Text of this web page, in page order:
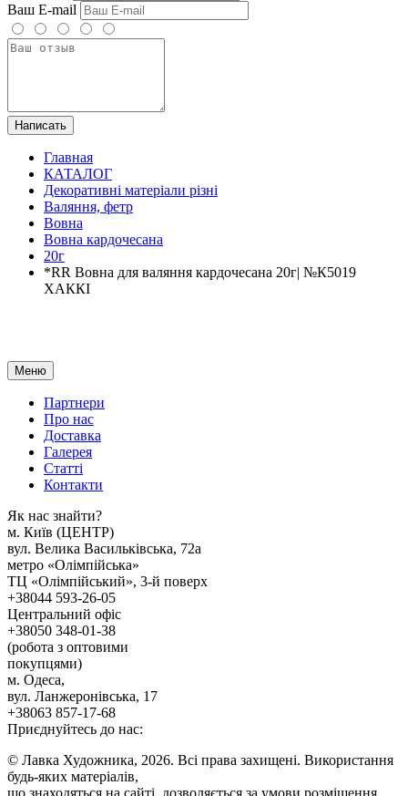
Ваш E-mail
Написать
Главная
КАТАЛОГ
Декоративні матеріали різні
Валяння, фетр
Вовна
Вовна кардочесана
20г
*RR Вовна для валяння кардочесана 20г| №К5019
ХАККІ
Меню
Партнери
Про нас
Доставка
Галерея
Статтi
Контакти
Як наc знайти?
м. Киïв (ЦЕНТР)
вул. Велика Васильківська, 72а
метро «Олімпійська»
ТЦ «Олімпійський», 3-й поверх
+38044 593-26-05
Центральний офіс
+38050 348-01-38
(робота з оптовими
покупцями)
м. Одеса,
вул. Ланжеронівська, 17
+38063 857-17-68
Приєднуйтесь до нас:
© Лавка Художника, 2026. Всі права захищені. Використання
будь-яких матеріалів,
що знаходяться на сайті, дозволяється за умови розміщення